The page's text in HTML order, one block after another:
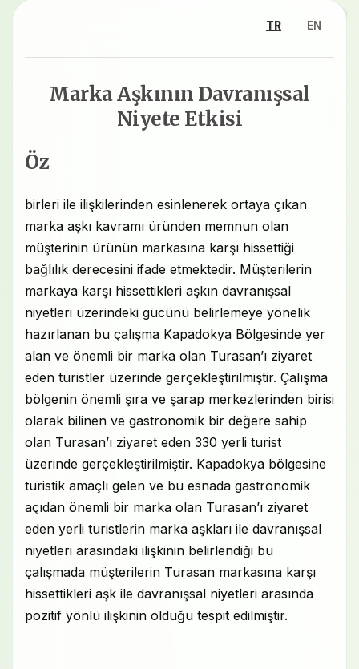
TR EN
Marka Aşkının Davranışsal
Niyete Etkisi
Öz
birleri ile ilişkilerinden esinlenerek ortaya çıkan
marka aşkı kavramı üründen memnun olan
müşterinin ürünün markasına karşı hissettiği
bağlılık derecesini ifade etmektedir. Müşterilerin
markaya karşı hissettikleri aşkın davranışsal
niyetleri üzerindeki gücünü belirlemeye yönelik
hazırlanan bu çalışma Kapadokya Bölgesinde yer
alan ve önemli bir marka olan Turasan’ı ziyaret
eden turistler üzerinde gerçekleştirilmiştir. Çalışma
bölgenin önemli şıra ve şarap merkezlerinden birisi
olarak bilinen ve gastronomik bir değere sahip
olan Turasan’ı ziyaret eden 330 yerli turist
üzerinde gerçekleştirilmiştir. Kapadokya bölgesine
turistik amaçlı gelen ve bu esnada gastronomik
açıdan önemli bir marka olan Turasan’ı ziyaret
eden yerli turistlerin marka aşkları ile davranışsal
niyetleri arasındaki ilişkinin belirlendiği bu
çalışmada müşterilerin Turasan markasına karşı
hissettikleri aşk ile davranışsal niyetleri arasında
pozitif yönlü ilişkinin olduğu tespit edilmiştir.